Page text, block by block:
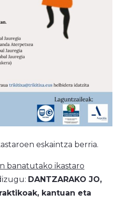
eskaintza berria.
banatutako ikastaro
DANTZARAKO JO,
kantuan eta